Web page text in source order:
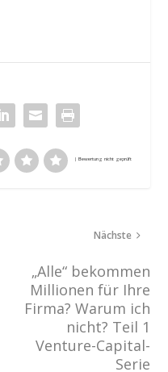
Nächste
„Alle“ bekommen
Millionen für Ihre
Firma? Warum ich
nicht? Teil 1
Venture-Capital-
Serie